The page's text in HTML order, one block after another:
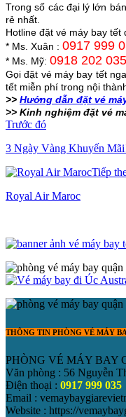
Trong số các đại lý lớn
rẻ nhất.
Hotline đặt vé máy bay
* Ms. Xuân : 0917 999
* Ms. Mỹ: 0918 202 035
Gọi đặt vé máy bay tết
tết miễn phí trong nội
>> Hướng dẫn đặt vé
>> Kinh nghiệm đặt vé
Trước đó
3 Ngày Vàng Khuyến
Tiếp
Royal Air Maroc
THÔNG TIN PHÒNG VÉ MÁY
PHÒNG VÉ MÁY BAY
Văn phòng : 56 Nguyễn
Điện thoại : 0917 999 035
Email :
Website : https://